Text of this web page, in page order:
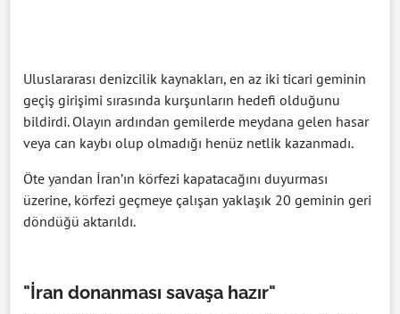
Uluslararası denizcilik kaynakları, en az iki ticari geminin
geçiş girişimi sırasında kurşunların hedefi olduğunu
bildirdi. Olayın ardından gemilerde meydana gelen hasar
veya can kaybı olup olmadığı henüz netlik kazanmadı.
Öte yandan İran’ın körfezi kapatacağını duyurması
üzerine, körfezi geçmeye çalışan yaklaşık 20 geminin geri
döndüğü aktarıldı.
"İran donanması savaşa hazır"